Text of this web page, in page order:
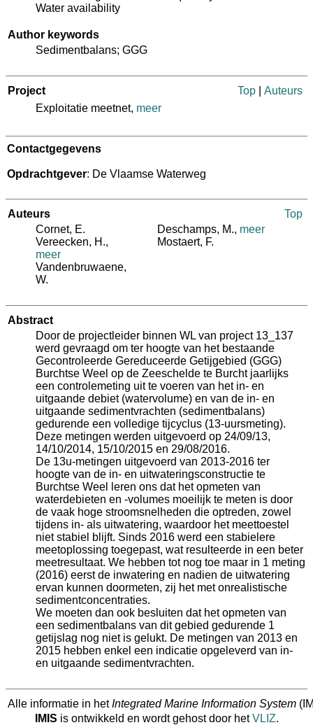
Water availability
Author keywords
Sedimentbalans; GGG
Project Top
Auteurs
Exploitatie meetnet, meer
Contactgegevens
Opdrachtgever: De Vlaamse Waterweg
Auteurs
Top
Cornet, E.
Vereecken, H.,
meer
Vandenbruwaene,
W.
Deschamps, M., meer
Mostaert, F.
Abstract
Door de projectleider binnen WL van project 13_137
werd gevraagd om ter hoogte van het bestaande
Gecontroleerde Gereduceerde Getijgebied (GGG)
Burchtse Weel op de Zeeschelde te Burcht jaarlijks
een controlemeting uit te voeren van het in- en
uitgaande debiet (watervolume) en van de in- en
uitgaande sedimentvrachten (sedimentbalans)
gedurende een volledige tijcyclus (13-uursmeting).
Deze metingen werden uitgevoerd op 24/09/13,
14/10/2014, 15/10/2015 en 29/08/2016.
De 13u-metingen uitgevoerd van 2013-2016 ter
hoogte van de in- en uitwateringsconstructie te
Burchtse Weel leren ons dat het opmeten van
waterdebieten en -volumes moeilijk te meten is door
de vaak hoge stroomsnelheden die optreden, zowel
tijdens in- als uitwatering, waardoor het meettoestel
niet stabiel blijft. Sinds 2016 werd een stabielere
meetoplossing toegepast, wat resulteerde in een beter
meetresultaat. We hebben tot nog toe maar in 1 meting
(2016) eerst de inwatering en nadien de uitwatering
ervan kunnen doormeten, zij het met onrealistische
sedimentconcentraties.
We moeten dan ook besluiten dat het opmeten van
een sedimentbalans van dit gebied gedurende 1
getijslag nog niet is gelukt. De metingen van 2013 en
2015 hebben enkel een indicatie opgeleverd van in-
en uitgaande sedimentvrachten.
Alle informatie in hetIntegrated Marine Information System
IMIS is ontwikkeld en wordt gehost door hetVLIZ.